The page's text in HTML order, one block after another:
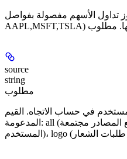
الأسهم مفصولة بفواصل (مثل
source
string
مطلوب
في حساب الاتجاه. القيم
المدعومة: all (جميع المصادر مجتمعة)، clickstream (بيانات تفاعل